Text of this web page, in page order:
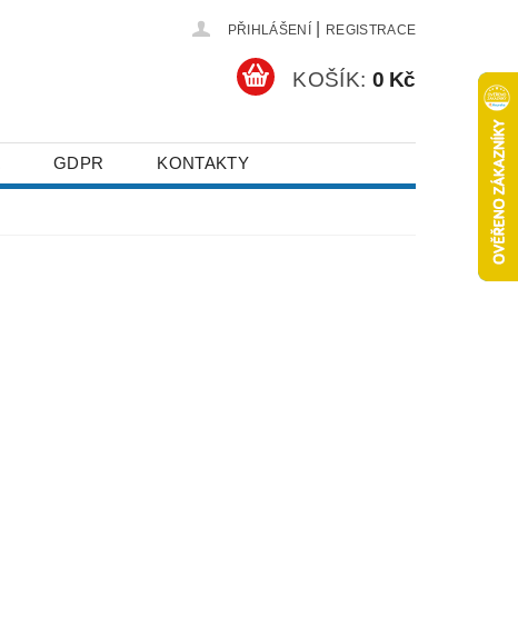
PŘIHLÁŠENÍ REGISTRACE
KOŠÍK: 0 Kč
GDPR KONTAKTY